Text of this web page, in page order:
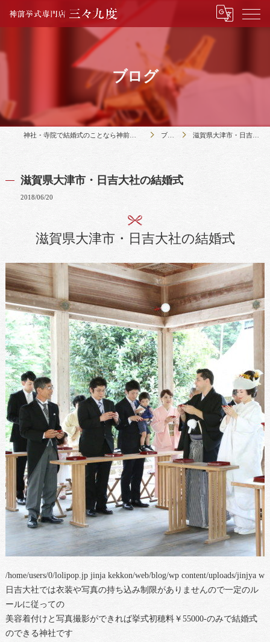
ブログ
神社・寺院で結婚式のことなら神前挙式専門店三々九度 ブログ 滋賀県大津市・日吉大社の結婚式
滋賀県大津市・日吉大社の結婚式
2018/06/20
滋賀県大津市・日吉大社の結婚式
/home/users/0/lolipop.jp jinja kekkon/web/blog/wp content/uploads/jinjya
日吉大社では衣装や写真の持ち込み制限がありませんので一定のル
ールに従っての
美容着付けと写真撮影ができれば挙式初穂料￥55000-のみで結婚式
のできる神社です